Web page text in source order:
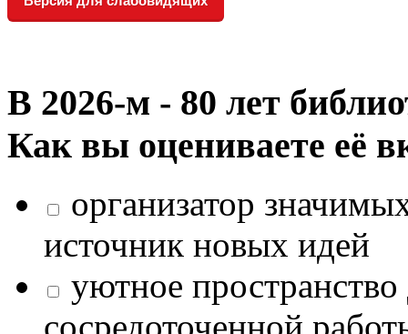
В 2026‑м - 80 лет
Как вы оцениваете её
организатор
источник новых идей
уютное